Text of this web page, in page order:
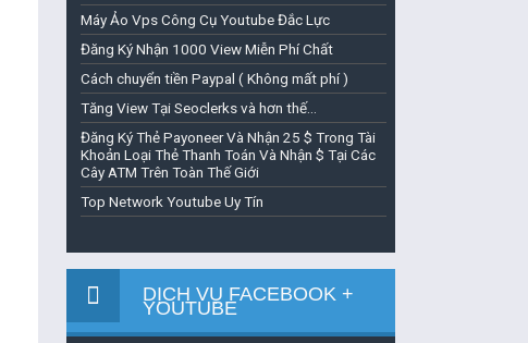
Máy Ảo Vps Công Cụ Youtube Đắc Lực
Đăng Ký Nhận 1000 View Miễn Phí Chất
Cách chuyển tiền Paypal ( Không mất phí )
Tăng View Tại Seoclerks và hơn thế...
Đăng Ký Thẻ Payoneer Và Nhận 25 $ Trong Tài
Khoản Loại Thẻ Thanh Toán Và Nhận $ Tại Các
Cây ATM Trên Toàn Thế Giới
Top Network Youtube Uy Tín
DỊCH VỤ FACEBOOK +
YOUTUBE